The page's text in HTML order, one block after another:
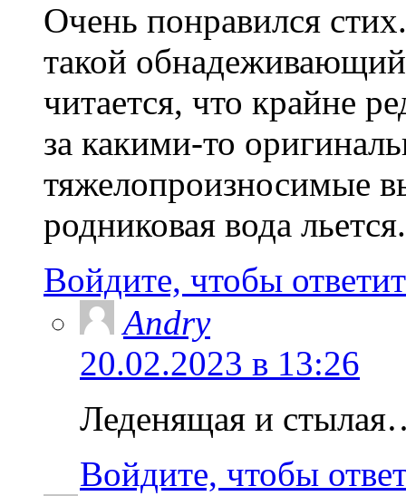
Очень понравился
такой
читается, что крайне
за какими-то
тяжелопроизносимые
родниковая вода льется.
Войдите, чтобы
Andry
20.02.2023 в 13:26
Леденящая и
Войдите, чтобы